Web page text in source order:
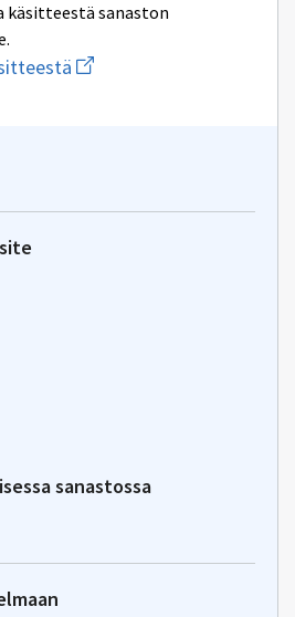
sanaston
Aloita
uuden
sanastossa